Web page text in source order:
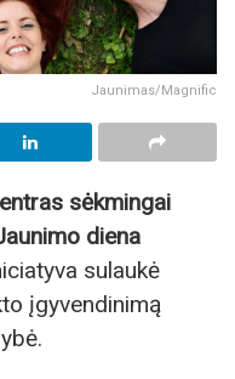
Jaunimas/Magnific
sėkmingai
diena
sulaukė
įgyvendinimą